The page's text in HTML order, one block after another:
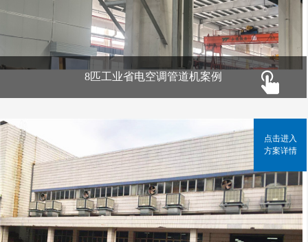
8匹工业省电空调管道机案例
点击进入
方案详情